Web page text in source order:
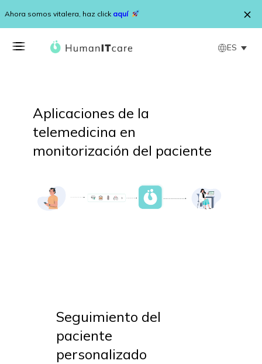
Ahora somos vitalera, haz click aquí
ES
Aplicaciones de la
telemedicina en
monitorización del paciente
Seguimiento del
paciente
personalizado